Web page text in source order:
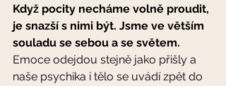
Když pocity necháme volně proudit,
je snazší s nimi být. Jsme ve větším
souladu se sebou a se světem.
Emoce odejdou stejně jako přišly a
naše psychika i tělo se uvádí zpět do